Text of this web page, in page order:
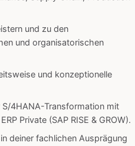
und zu den
und organisatorischen
und konzeptionelle
S/4HANA-Transformation mit
Private (SAP RISE & GROW).
deiner fachlichen Ausprägung